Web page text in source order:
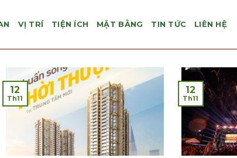
VỊ TRÍ TIỆN ÍCH MẶT BẰNG TIN TỨC LIÊN HỆ
12
Th11
12
Th11